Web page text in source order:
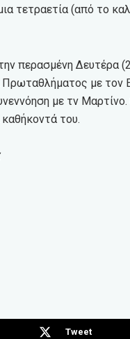
τετραετία (από το
περασμένη Δευτέρα
με τον
με τν
του.
Tweet